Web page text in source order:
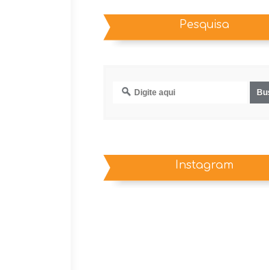
Pesquisa
Instagram